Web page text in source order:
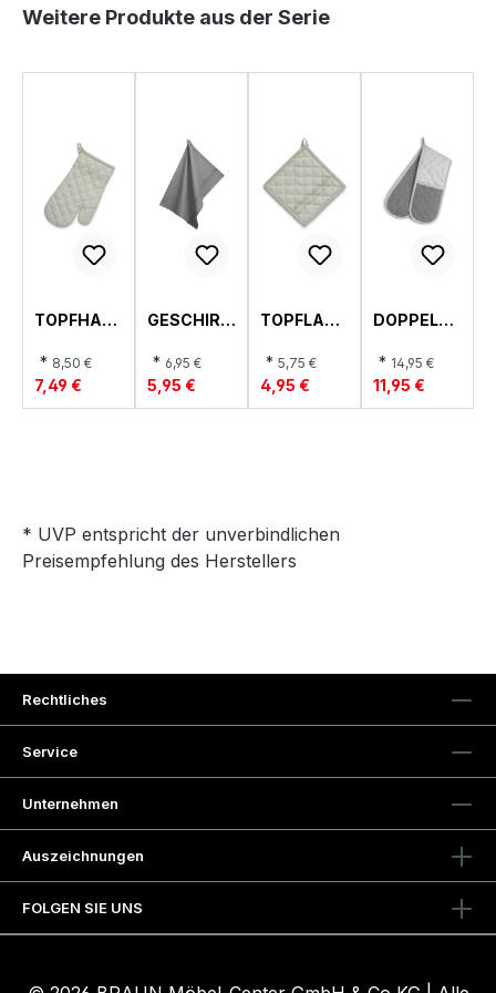
Produktgalerie überspringen
Weitere Produkte aus der Serie
TOPFHAN
TIA
* 8,50 €
7,49 €
GESCHIRR
* 6,95 €
5,95 €
TOPFLAPP
* 5,75 €
4,95 €
DOPPELTE
* 14,95 €
11,95 €
* UVP entspricht der unverbindlichen
Preisempfehlung des Herstellers
Rechtliches
Service
Unternehmen
Auszeichnungen
FOLGEN SIE UNS